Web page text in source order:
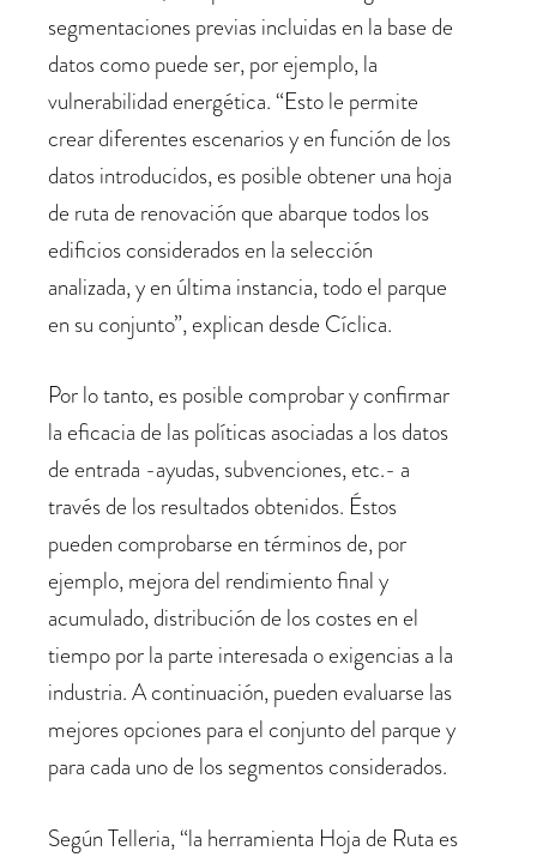
segmentaciones previas incluidas en la base de
datos como puede ser, por ejemplo, la
vulnerabilidad energética. “Esto le permite
crear diferentes escenarios y en función de los
datos introducidos, es posible obtener una hoja
de ruta de renovación que abarque todos los
edificios considerados en la selección
analizada, y en última instancia, todo el parque
en su conjunto”, explican desde Cíclica.
Por lo tanto, es posible comprobar y confirmar
la eficacia de las políticas asociadas a los datos
de entrada -ayudas, subvenciones, etc.- a
través de los resultados obtenidos. Éstos
pueden comprobarse en términos de, por
ejemplo, mejora del rendimiento final y
acumulado, distribución de los costes en el
tiempo por la parte interesada o exigencias a la
industria. A continuación, pueden evaluarse las
mejores opciones para el conjunto del parque y
para cada uno de los segmentos considerados.
Según Telleria, “la herramienta Hoja de Ruta es